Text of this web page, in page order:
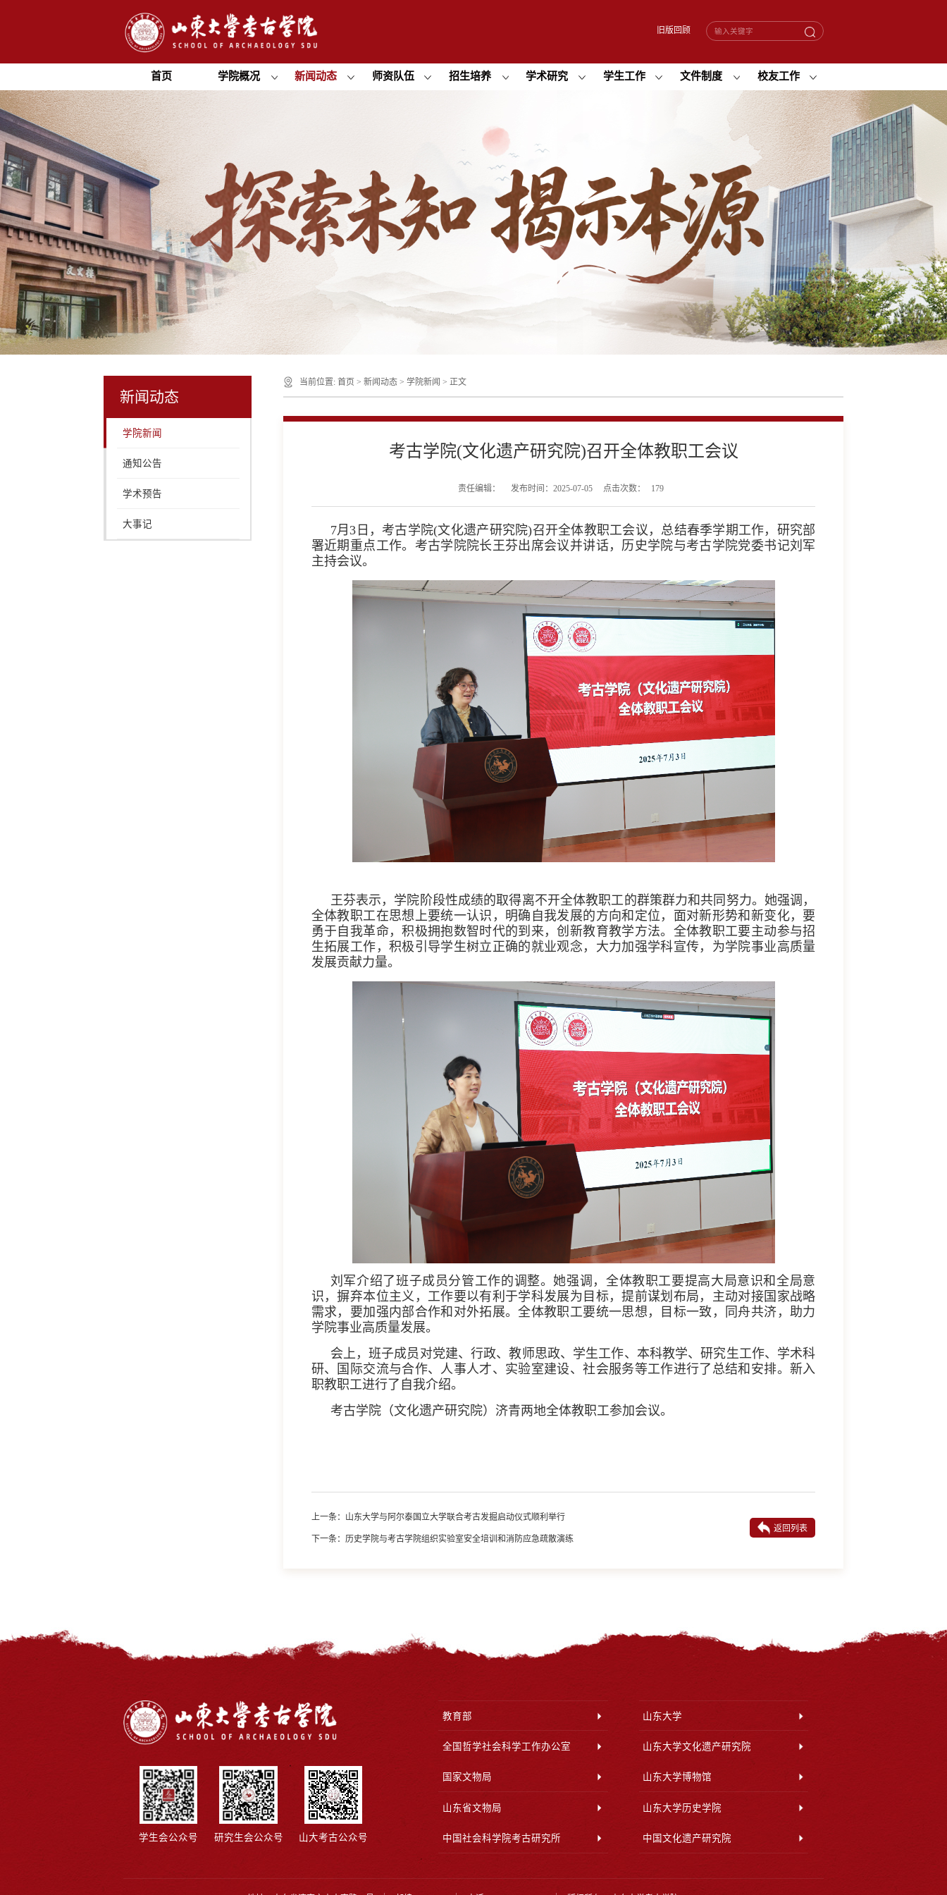
旧版回顾
首页 学院概况 新闻动态 师资队伍 招生培养 学术研究 学生工作 文件制度 校友工作
新闻动态
学院新闻
通知公告
学术预告
大事记
当前位置: 首页> 新闻动态> 学院新闻 > 正文
考古学院(文化遗产研究院)召开全体教职工会议
责任编辑： 发布时间：2025-07-05 点击次数： 179
7月3日，考古学院(文化遗产研究院)召开全体教职工会议，总结春季学期工作，研究部
署近期重点工作。考古学院院长王芬出席会议并讲话，历史学院与考古学院党委书记刘军
主持会议。
王芬表示，学院阶段性成绩的取得离不开全体教职工的群策群力和共同努力。她强调，
全体教职工在思想上要统一认识，明确自我发展的方向和定位，面对新形势和新变化，要
勇于自我革命，积极拥抱数智时代的到来，创新教育教学方法。全体教职工要主动参与招
生拓展工作，积极引导学生树立正确的就业观念，大力加强学科宣传，为学院事业高质量
发展贡献力量。
刘军介绍了班子成员分管工作的调整。她强调，全体教职工要提高大局意识和全局意
识，摒弃本位主义，工作要以有利于学科发展为目标，提前谋划布局，主动对接国家战略
需求，要加强内部合作和对外拓展。全体教职工要统一思想，目标一致，同舟共济，助力
学院事业高质量发展。
会上，班子成员对党建、行政、教师思政、学生工作、本科教学、研究生工作、学术科
研、国际交流与合作、人事人才、实验室建设、社会服务等工作进行了总结和安排。新入
职教职工进行了自我介绍。
考古学院（文化遗产研究院）济青两地全体教职工参加会议。
上一条： 山东大学与阿尔泰国立大学联合考古发掘启动仪式顺利举行
下一条： 历史学院与考古学院组织实验室安全培训和消防应急疏散演练
返回列表
学生会公众号 研究生会公众号 山大考古公众号
教育部 山东大学
全国哲学社会科学工作办公室 山东大学文化遗产研究院
国家文物局 山东大学博物馆
山东省文物局 山东大学历史学院
中国社会科学院考古研究所 中国文化遗产研究院